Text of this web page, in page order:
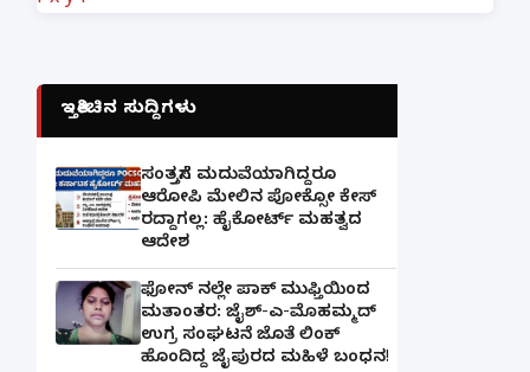
ಇತ್ತೀಚಿನ ಸುದ್ದಿಗಳು
ಸಂತ್ರಸ್ತೆಗೆ ಮದುವೆಯಾಗಿದ್ದರೂ
ಆರೋಪಿ ಮೇಲಿನ ಪೋಕ್ಸೋ ಕೇಸ್
ರದ್ದಾಗಲ್ಲ: ಹೈಕೋರ್ಟ್ ಮಹತ್ವದ
ಆದೇಶ
ಫೋನ್ ನಲ್ಲೇ ಪಾಕ್ ಮುಫ್ತಿಯಿಂದ
ಮತಾಂತರ: ಜೈಶ್-ಎ-ಮೊಹಮ್ಮದ್
ಉಗ್ರ ಸಂಘಟನೆ ಜೊತೆ ಲಿಂಕ್
ಹೊಂದಿದ್ದ ಜೈಪುರದ ಮಹಿಳೆ ಬಂಧನ!